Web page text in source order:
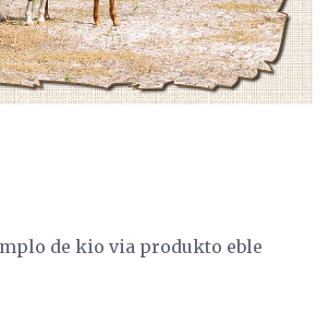
de kio via produkto eble